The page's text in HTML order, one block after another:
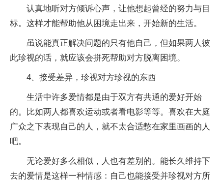
认真地听对方倾诉心声，让他想起曾经的努力与目
标。这样才能帮助他从困境走出来，开始新的生活。
虽说能真正解决问题的只有他自己，但如果两人彼
此珍视的话，就应该会拼死帮助对方脱离困境。
4、接受差异，珍视对方珍视的东西
生活中许多爱情都是由于双方有共通的爱好开始
的。比如两人都喜欢运动或者看电影等等。喜欢在大庭
广众之下表现自己的人，就不太合适憋在家里画画的人
吧。
无论爱好多么相似，人也有差别的。能长久维持下
去的爱情是这样一种情感：自己也能接受并珍视对方所